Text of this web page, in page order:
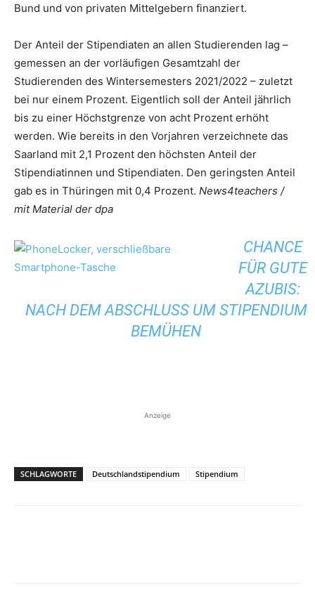
Bund und von privaten Mittelgebern finanziert.
Der Anteil der Stipendiaten an allen Studierenden lag –
gemessen an der vorläufigen Gesamtzahl der
Studierenden des Wintersemesters 2021/2022 – zuletzt
bei nur einem Prozent. Eigentlich soll der Anteil jährlich
bis zu einer Höchstgrenze von acht Prozent erhöht
werden. Wie bereits in den Vorjahren verzeichnete das
Saarland mit 2,1 Prozent den höchsten Anteil der
Stipendiatinnen und Stipendiaten. Den geringsten Anteil
gab es in Thüringen mit 0,4 Prozent. News4teachers /
mit Material der dpa
CHANCE
FÜR GUTE
AZUBIS:
NACH DEM ABSCHLUSS UM STIPENDIUM
BEMÜHEN
Anzeige
SCHLAGWORTE Deutschlandstipendium Stipendium